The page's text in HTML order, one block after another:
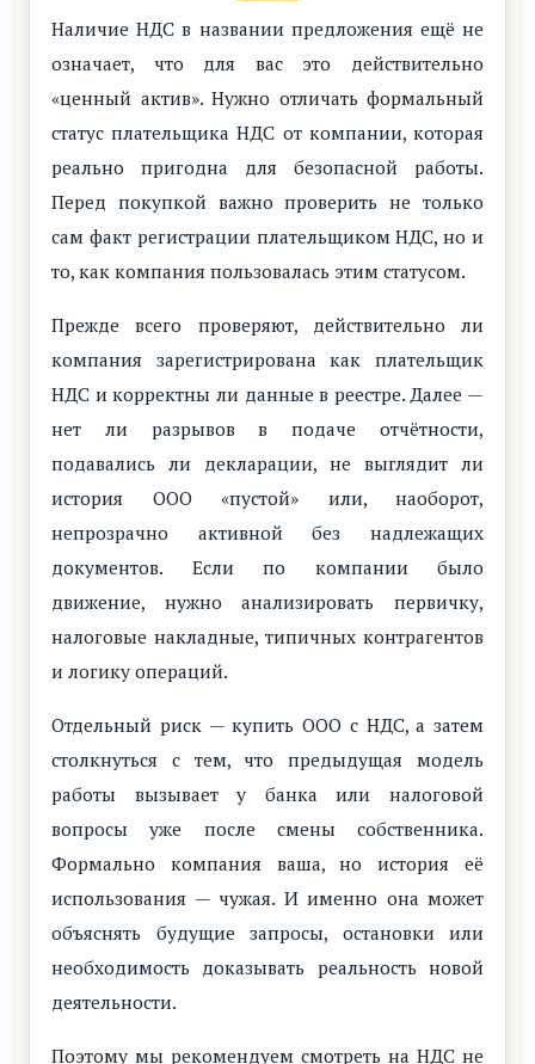
Наличие НДС в названии предложения ещё не
означает, что для вас это действительно
«ценный актив». Нужно отличать формальный
статус плательщика НДС от компании, которая
реально пригодна для безопасной работы.
Перед покупкой важно проверить не только
сам факт регистрации плательщиком НДС, но и
то, как компания пользовалась этим статусом.
Прежде всего проверяют, действительно ли
компания зарегистрирована как плательщик
НДС и корректны ли данные в реестре. Далее —
нет ли разрывов в подаче отчётности,
подавались ли декларации, не выглядит ли
история ООО «пустой» или, наоборот,
непрозрачно активной без надлежащих
документов. Если по компании было
движение, нужно анализировать первичку,
налоговые накладные, типичных контрагентов
и логику операций.
Отдельный риск — купить ООО с НДС, а затем
столкнуться с тем, что предыдущая модель
работы вызывает у банка или налоговой
вопросы уже после смены собственника.
Формально компания ваша, но история её
использования — чужая. И именно она может
объяснять будущие запросы, остановки или
необходимость доказывать реальность новой
деятельности.
Поэтому мы рекомендуем смотреть на НДС не